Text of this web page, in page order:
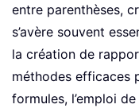
entre parenthèses,
s’avère souvent
la création de
méthodes efficaces
formules, l’emploi